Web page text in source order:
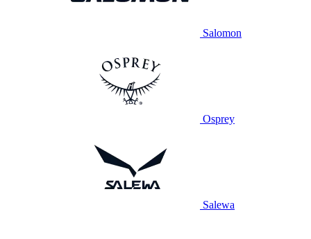
Salomon
Osprey
Salewa